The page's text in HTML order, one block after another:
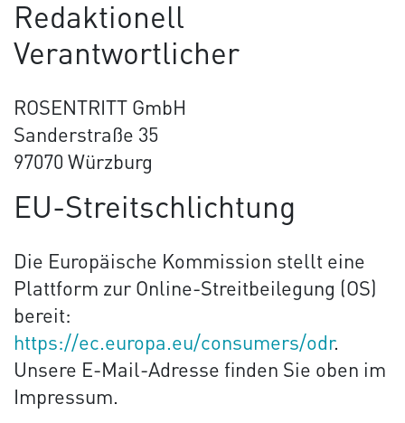
Redaktionell
Verantwortlicher
ROSENTRITT GmbH
Sanderstraße 35
97070 Würzburg
EU-Streitschlichtung
Die Europäische Kommission stellt eine
Plattform zur Online-Streitbeilegung (OS)
bereit:
https://ec.europa.eu/consumers/odr.
Unsere E-Mail-Adresse finden Sie oben im
Impressum.